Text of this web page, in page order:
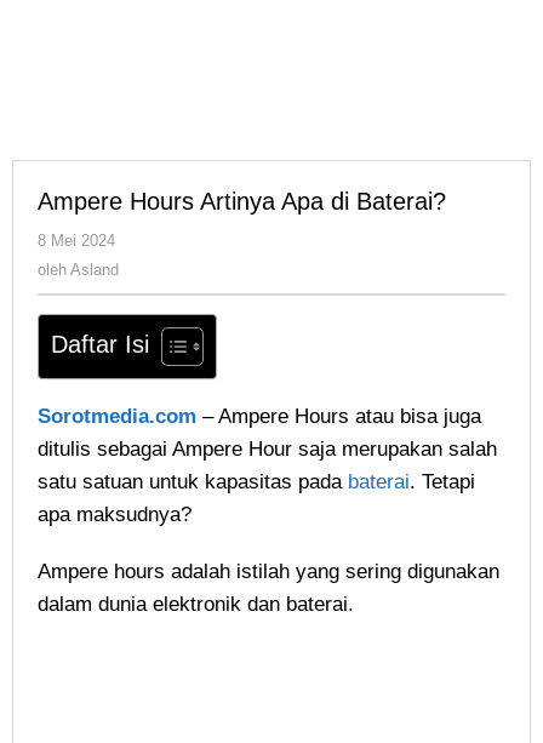
Ampere Hours Artinya Apa di Baterai?
8 Mei 2024
oleh Asland
Daftar Isi
Sorotmedia.com – Ampere Hours atau bisa juga
ditulis sebagai Ampere Hour saja merupakan salah
satu satuan untuk kapasitas pada baterai. Tetapi
apa maksudnya?
Ampere hours adalah istilah yang sering digunakan
dalam dunia elektronik dan baterai.